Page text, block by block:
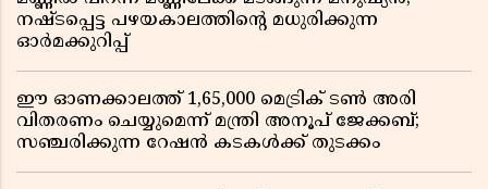
നഷ്ടപ്പെട്ട പഴയകാലത്തിൻ്റെ മധുരിക്കുന്ന
ഓർമക്കുറിപ്പ്
ഈ ഓണക്കാലത്ത് 1,65,000 മെട്രിക് ടൺ അരി
വിതരണം ചെയ്യുമെന്ന് മന്ത്രി അനൂപ് ജേക്കബ്;
സഞ്ചരിക്കുന്ന റേഷൻ കടകൾക്ക് തുടക്കം